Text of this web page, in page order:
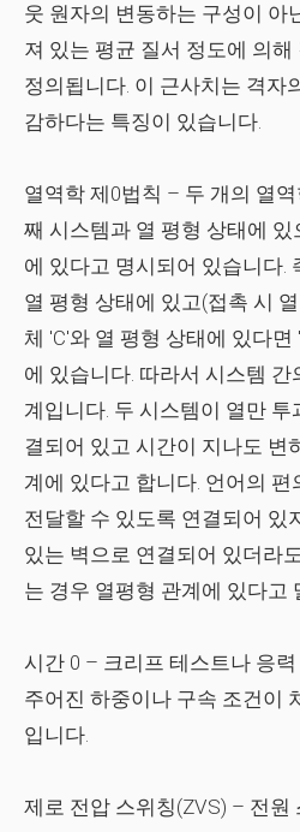
웃 원자의 변동하는 구성이 아
져 있는 평균 질서 정도에 의
정의됩니다. 이 근사치는 격자
감하다는 특징이 있습니다.
열역학 제0법칙 – 두 개의 열
째 시스템과 열 평형 상태에 있
에 있다고 명시되어 있습니다.
열 평형 상태에 있고(접촉 시
체 'C'와 열 평형 상태에 있다면
에 있습니다. 따라서 시스템
계입니다. 두 시스템이 열만 투
결되어 있고 시간이 지나도 변
계에 있다고 합니다. 언어의
전달할 수 있도록 연결되어 있
있는 벽으로 연결되어 있더라
는 경우 열평형 관계에 있다고
시간 0 – 크리프 테스트나 응
주어진 하중이나 구속 조건이
입니다.
제로 전압 스위칭(ZVS) – 전원